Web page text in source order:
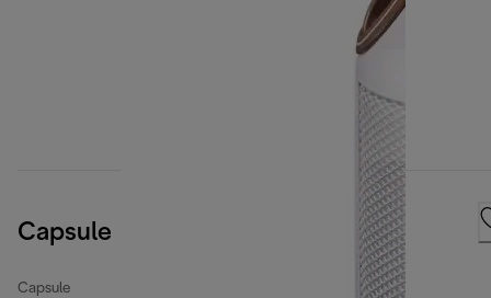
Capsule
Capsule